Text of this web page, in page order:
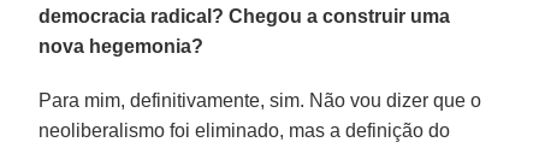
democracia radical? Chegou a construir uma
nova hegemonia?
Para mim, definitivamente, sim. Não vou dizer que o
neoliberalismo foi eliminado, mas a definição do